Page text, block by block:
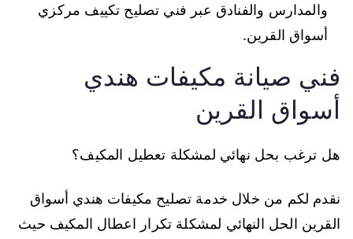
والمدارس والفنادق عبر فني تصليح تكييف مركزي
أسواق القرين.
فني صيانة مكيفات هندي
أسواق القرين
هل ترغب بحل نهائي لمشكلة تعطيل المكيف؟
نقدم لكم من خلال خدمة تصليح مكيفات هندي أسواق
القرين الحل النهائي لمشكلة تكرار اعطال المكيف حيث